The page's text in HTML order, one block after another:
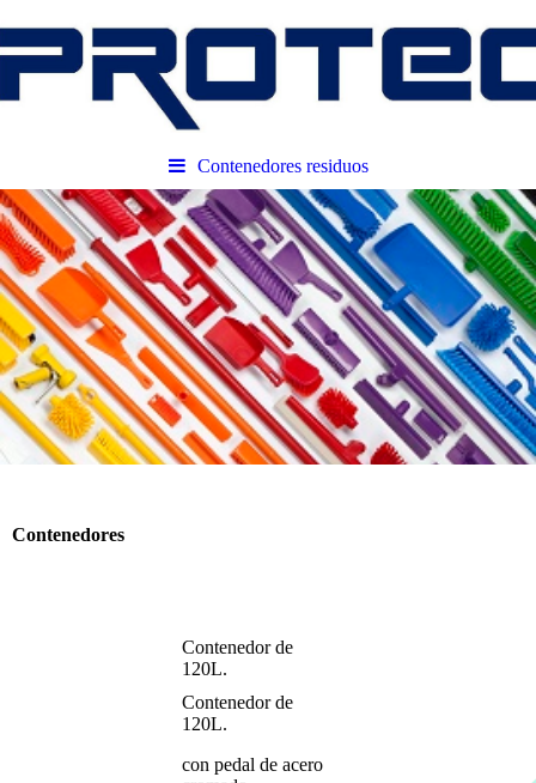
Contenedores residuos
Contenedores
Contenedor de
120L.
Contenedor de
120L.
con pedal de acero